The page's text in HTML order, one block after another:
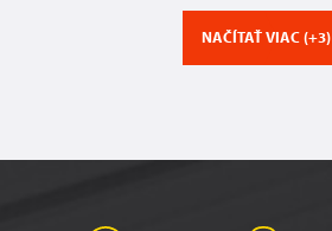
NAČÍTAŤ VIAC (+3)